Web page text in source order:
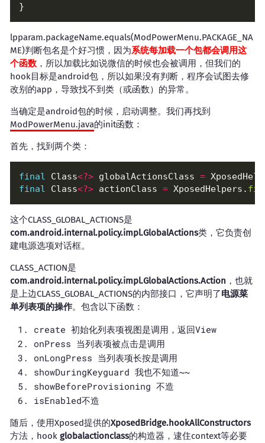
lpparam.packageName.equals(ModPowerMenu.PACKAGE_NA
ME)判断包名是个好习惯，因为系统每加载一个包都会调用这
个函数 ，所以加载比如说微信的时候也会被调用，但我们的
hook目标是android包，所以如果没有判断，程序会试图去修
改别的app，导致找不到类（或函数）的异常。
当确定是android包的时候，启动调整。我们再找到
ModPowerMenu.java的init函数：
首先，找到两个类：
final Class<?> globalActionsClass =
final Class<?> actionClass = XposedHelpers.
这个CLASS_GLOBAL_ACTIONS是
com.android.internal.policy.impl.GlobalActions类，它负责创
建电源选项对话框。
CLASS_ACTION是
com.android.internal.policy.impl.GlobalActions.Action ，也就
是上边CLASS_GLOBAL_ACTIONS的内部接口，它声明了电源菜
单列表项的操作。包含以下函数：
create 初始化列表项视图是调用，返回View
onPress 当列表项被点击是调用
onLongPress 当列表项长按是调用
showDuringKeyguard 我也不知道~~
showBeforeProvisioning 不造
isEnabled不造
随后，使用Xposed提供的XposedBridge.hookAllConstructors
方法，hook globalactionclass的构造器，逮住context等必要